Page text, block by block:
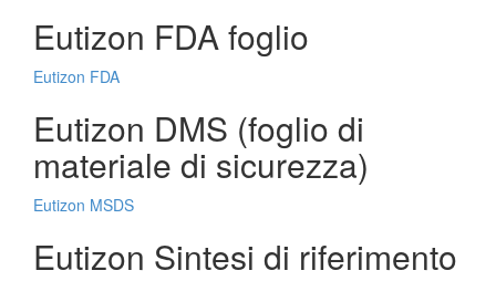
Eutizon FDA foglio
Eutizon FDA
Eutizon DMS (foglio di
materiale di sicurezza)
Eutizon MSDS
Eutizon Sintesi di riferimento